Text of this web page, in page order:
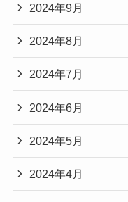
2024年9月
2024年8月
2024年7月
2024年6月
2024年5月
2024年4月